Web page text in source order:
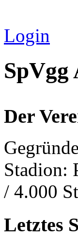
Login
SpVgg
Der
Stadion:
/ 4.000
Letztes